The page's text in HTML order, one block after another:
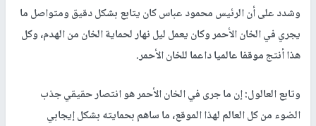
وشدد على أن الرئيس محمود عباس كان يتابع بشكل دقيق ومتواصل ما
يجري في الخان الأحمر وكان يعمل ليل نهار لحماية الخان من الهدم، وكل
هذا أنتج موقفا عالميا داعما للخان الأحمر.
وتابع العالول: إن ما جرى في الخان الأحمر هو انتصار حقيقي جذب
الضوء من كل العالم لهذا الموقع، ما ساهم بحمايته بشكل إيجابي